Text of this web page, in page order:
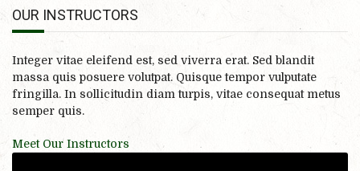
OUR INSTRUCTORS
Integer vitae eleifend est, sed viverra erat. Sed blandit
massa quis posuere volutpat. Quisque tempor vulputate
fringilla. In sollicitudin diam turpis, vitae consequat metus
semper quis.
Meet Our Instructors